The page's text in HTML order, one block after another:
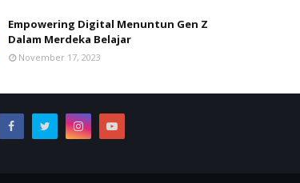
Empowering Digital Menuntun Gen Z
Dalam Merdeka Belajar
November 17, 2023